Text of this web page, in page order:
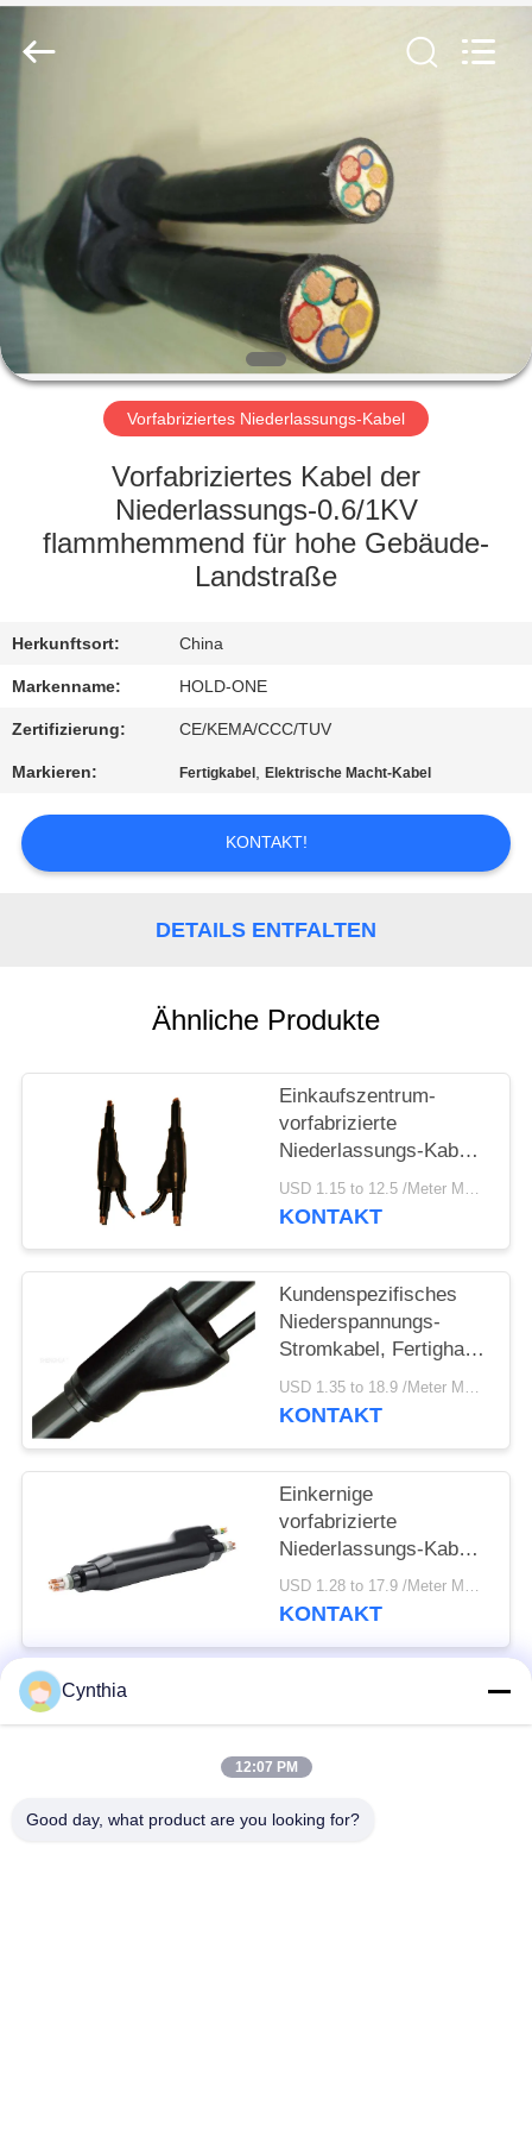
PRODUKTE
VIDEOS
ÜBER
UNS
FABRIK-
AUSFLUG
QUALITÄTSKONTROLLE
TRETEN
SIE
MIT
UNS
IN
VERBINDUNG
NACHRICHTEN
DATENSCHUTZRICHTLINIE
Ltd..
Vorfabriziertes Niederlassungs-Kabel
Vorfabriziertes Kabel der
Niederlassungs-0.6/1KV
flammhemmend für hohe Gebäude-
Landstraße
Herkunftsort: China
Markenname: HOLD-ONE
Zertifizierung: CE/KEMA/CCC/TUV
Markieren: Fertigkabel ,Elektrische Macht-Kabel
KONTAKT!
DETAILS ENTFALTEN
Ähnliche Produkte
Einkaufszentrum-
vorfabrizierte
Niederlassungs-Kabel-
Hochleistungs-
Umweltschutz
USD 1.15 to 12.5 /Meter MOQ:500m
KONTAKT
Kundenspezifisches
Niederspannungs-
Stromkabel, Fertighaus
verkabelt
Prüfspannungen
USD 1.35 to 18.9 /Meter MOQ:500m
KONTAKT
Einkernige
vorfabrizierte
Niederlassungs-Kabel-
natürliche Jacke mit
natürlicher schwarzer
USD 1.28 to 17.9 /Meter MOQ:500m
KONTAKT
Cynthia
12:07 PM
Good day, what product are you looking for?